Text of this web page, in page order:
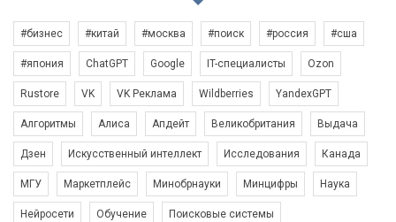
#бизнес #китай #москва #поиск #россия #сша
#япония ChatGPT Google IT-специалисты Ozon
Rustore VK VK Реклама Wildberries YandexGPT
Алгоритмы Алиса Апдейт Великобритания Выдача
Дзен Искусственный интеллект Исследования Канада
МГУ Маркетплейс Минобрнауки Минцифры Наука
Нейросети Обучение Поисковые системы